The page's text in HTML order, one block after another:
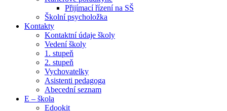
Přijímací řízení na SŠ
Školní psycholožka
Kontakty
Kontaktní údaje školy
Vedení školy
1. stupeň
2. stupeň
Vychovatelky
Asistenti pedagoga
Abecední seznam
E – škola
Edookit